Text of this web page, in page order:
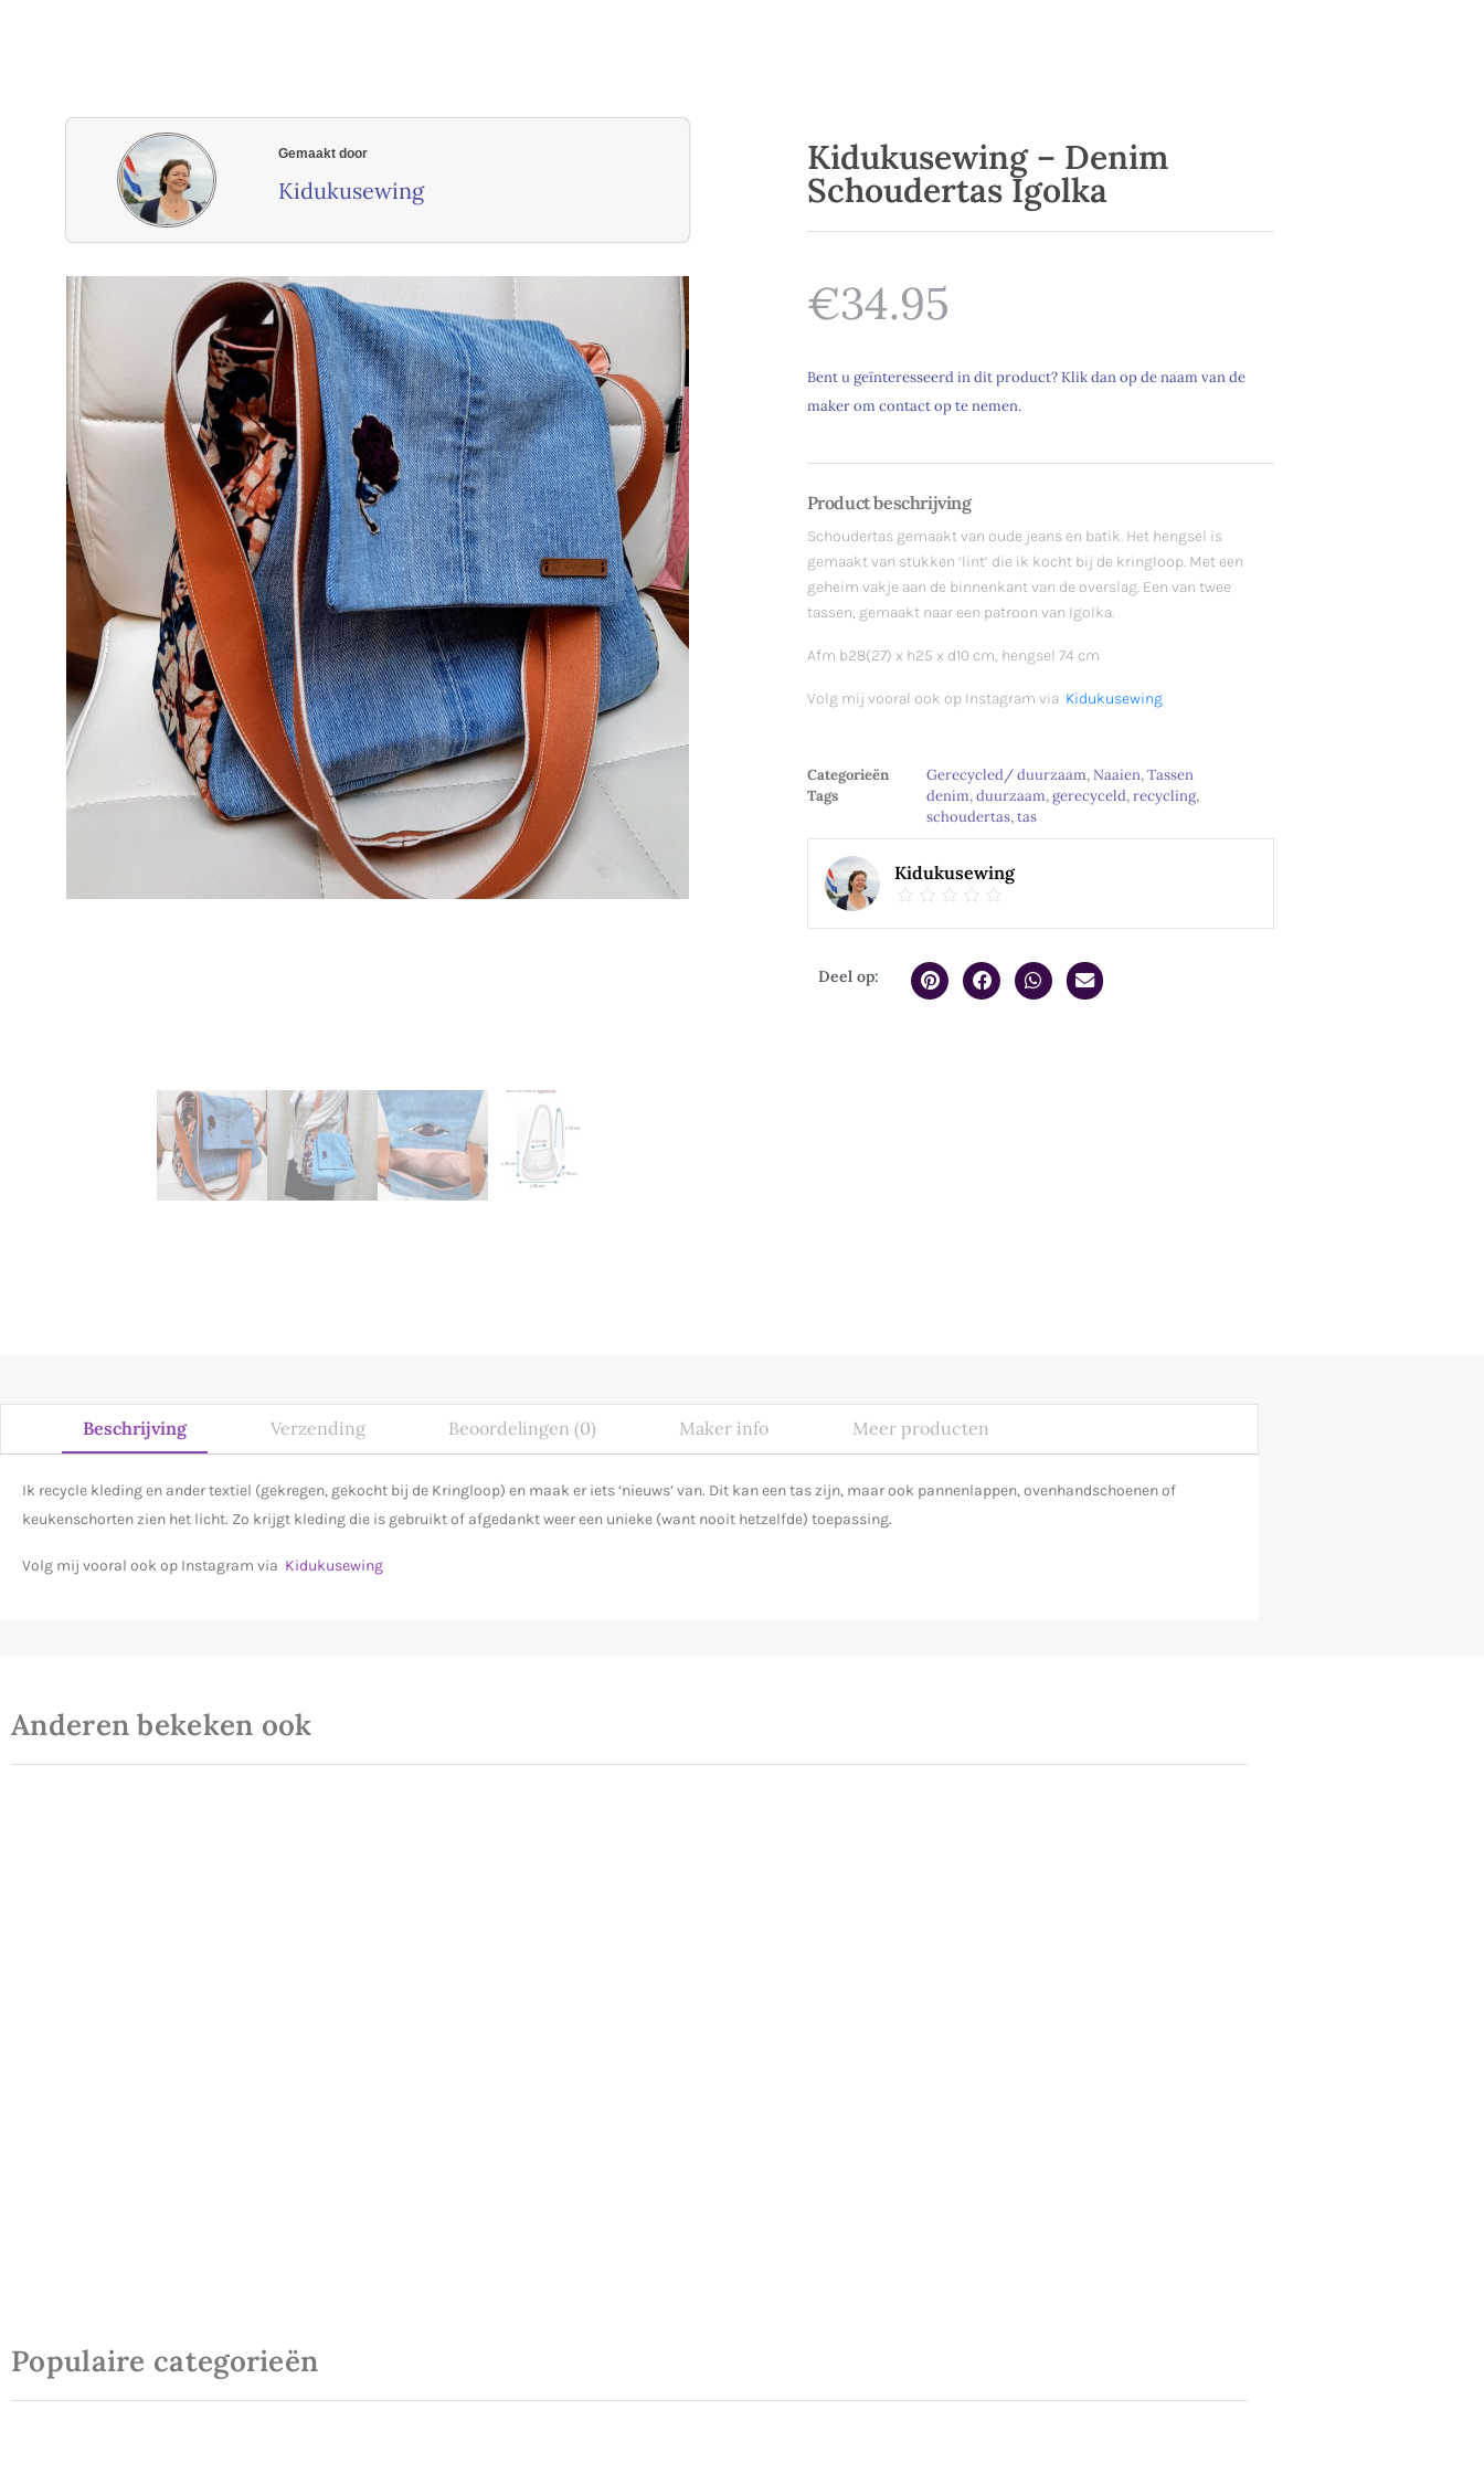
Gemaakt door
Kidukusewing
Kidukusewing – Denim
Schoudertas Igolka
€34.95
Bent u geïnteresseerd in dit product? Klik dan op de naam van de
maker om contact op te nemen.
Product beschrijving
Schoudertas gemaakt van oude jeans en batik. Het hengsel is
gemaakt van stukken ‘lint’ die ik kocht bij de kringloop. Met een
geheim vakje aan de binnenkant van de overslag. Een van twee
tassen, gemaakt naar een patroon van Igolka.
Afm b28(27) x h25 x d10 cm, hengsel 74 cm
Volg mij vooral ook op Instagram via Kidukusewing
Categorieën Gerecycled/ duurzaam, Naaien,Tassen
Tags
denim,duurzaam,gerecyceld,recycling,
schoudertas,tas
Kidukusewing
Deel op:
Beschrijving Verzending Beoordelingen (0) Maker info Meer producten
Ik recycle kleding en ander textiel (gekregen, gekocht bij de Kringloop) en maak er iets ‘nieuws’ van. Dit kan een tas zijn, maar ook pannenlappen, ovenhandschoenen of
keukenschorten zien het licht. Zo krijgt kleding die is gebruikt of afgedankt weer een unieke (want nooit hetzelfde) toepassing.
Volg mij vooral ook op Instagram via Kidukusewing
Anderen bekeken ook
Populaire categorieën